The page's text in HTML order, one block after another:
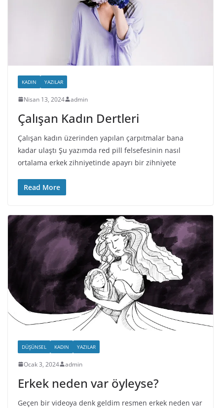
KADIN YAZILAR
Nisan 13, 2024 admin
Çalışan Kadın Dertleri
Çalışan kadın üzerinden yapılan çarpıtmalar bana
kadar ulaştı Şu yazımda red pill felsefesinin nasıl
ortalama erkek zihniyetinde apayrı bir zihniyete
Read More
DÜŞÜNSEL KADIN YAZILAR
Ocak 3, 2024 admin
Erkek neden var öyleyse?
Geçen bir videoya denk geldim resmen erkek neden var